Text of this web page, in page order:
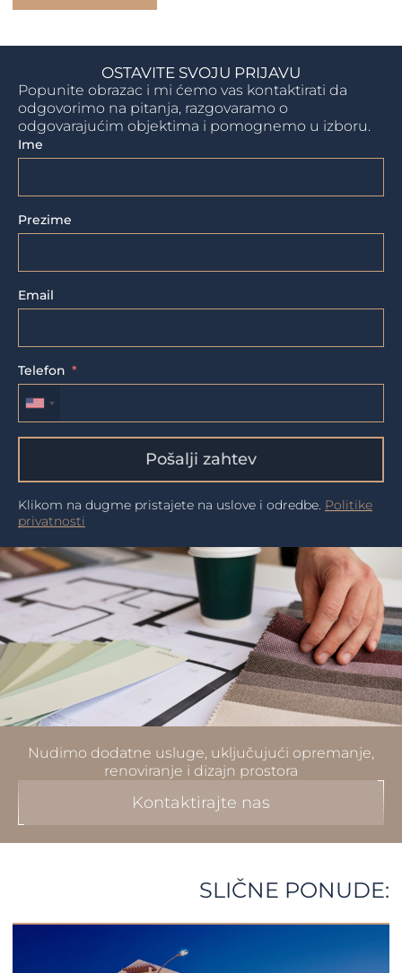
OSTAVITE SVOJU PRIJAVU
Popunite obrazac i mi ćemo vas kontaktirati da
odgovorimo na pitanja, razgovaramo o
odgovarajućim objektima i pomognemo u izboru.
Ime
Prezime
Email
Telefon
Pošalji zahtev
Klikom na dugme pristajete na uslove i odredbe. Politike
privatnosti
Nudimo dodatne usluge, uključujući opremanje,
renoviranje i dizajn prostora
Kontaktirajte nas
SLIČNE PONUDE: